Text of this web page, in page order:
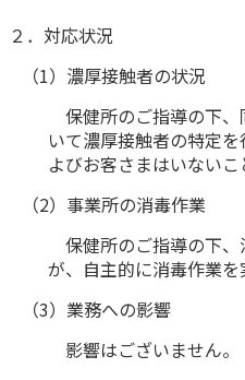
お手続き一覧
きっかけ・できごとから
マイページでできること
新規登録
ログイン
定期保険
長寿支援保険
お見積りシミュレーシ
資料請求
保険の探し方のポイント
これからのライフイベ
お役立ち情報
かんぽ生命の団体取扱い
法人向け資料請求
保険
お金
子育て
ご挨拶
会社概要
財務情報
株主・投資家のみなさま
日本郵政グループとし
採用情報
お問い合わせ
サステナビリティ
株主・投資家のみなさまへ
採用情報
English
２．対応状況
（1）濃厚接触者の状況
保健所のご指導の下
いて濃厚接触者の特定
よびお客さまはいないこ
（2）事業所の消毒作業
保健所のご指導の下
が、自主的に消毒作業を
（3）業務への影響
影響はございません。